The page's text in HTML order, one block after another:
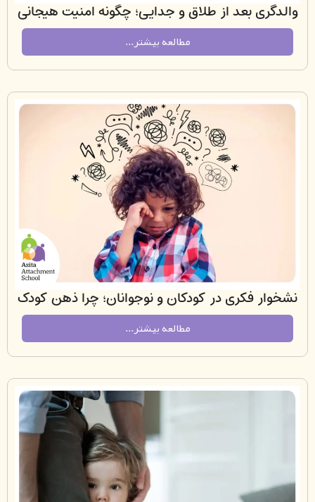
بعد از طلاق و جدایی؛ چگونه امنیت هیجانی
کودک را حفظ کنیم؟
مطالعه بیشتر...
فکری در کودکان و نوجوانان؛ چرا ذهن کودک
«فکرهای تکراری» می‌شود و چگونه دلبستگی
می‌تواند چرخه را متوقف کند؟
مطالعه بیشتر...